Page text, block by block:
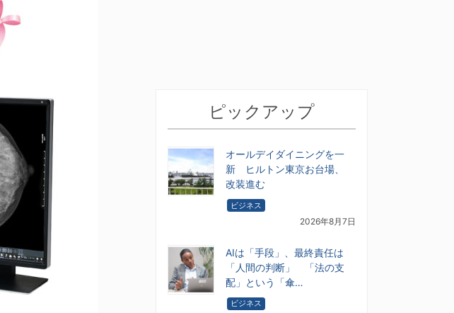
ピックアップ
オールデイダイニングを一
新 ヒルトン東京お台場、
改装進む
ビジネス
2026年8月7日
AIは「手段」、最終責任は
「人間の判断」 「法の支
配」という「傘…
ビジネス